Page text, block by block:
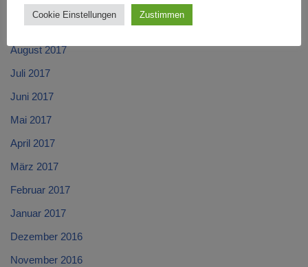
Oktober 2017
September 2017
August 2017
Juli 2017
Juni 2017
Mai 2017
April 2017
März 2017
Februar 2017
Januar 2017
Dezember 2016
November 2016
Cookie Einstellungen Zustimmen